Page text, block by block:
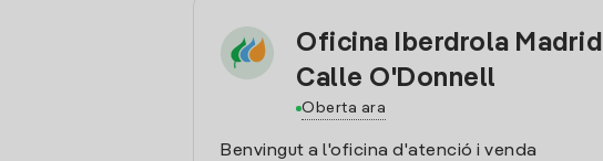
Oficina Iberdrola Madrid
Calle O'Donnell
Oberta ara
Benvingut a l'oficina d'atenció i venda